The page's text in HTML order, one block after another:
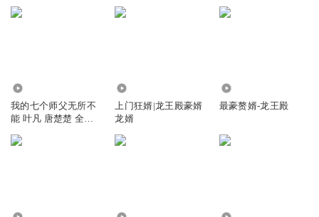
我的七个师父无所不
能 叶凡 唐楚楚 全集
上门狂婿|龙王殿豪婿
龙婿
最豪赘婿-龙王殿